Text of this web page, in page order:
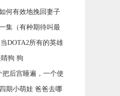
何有效地挽回妻子
集（有种期待叫最
DOTA2所有的英雄
）
狗 狗
把后宫睡遍，一个使
帝
期小萌娃 爸爸去哪